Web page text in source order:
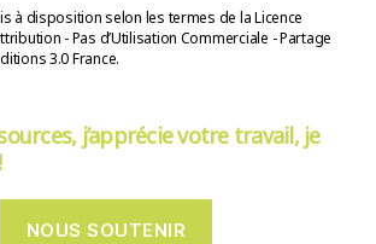
à disposition selon les termes de la Licence
- Pas d’Utilisation Commerciale - Partage
3.0 France.
j’apprécie votre travail, je
NOUS SOUTENIR